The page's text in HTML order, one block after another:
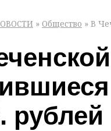
» Общество » В
рублей